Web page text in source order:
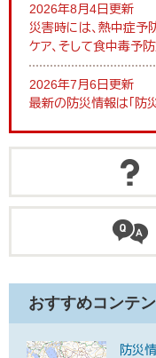
2026年8月4日更新
災害時には、熱中症予
ケア、そして食中毒予
2026年7月6日更新
最新の防災情報は「防
おすすめコンテ
防災